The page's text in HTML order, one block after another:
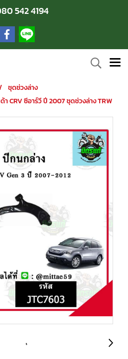
542 4194
ชุดช่วงล่าง
CRV ซีอาร์วี ปี 2007 ชุดช่วงล่าง TRW